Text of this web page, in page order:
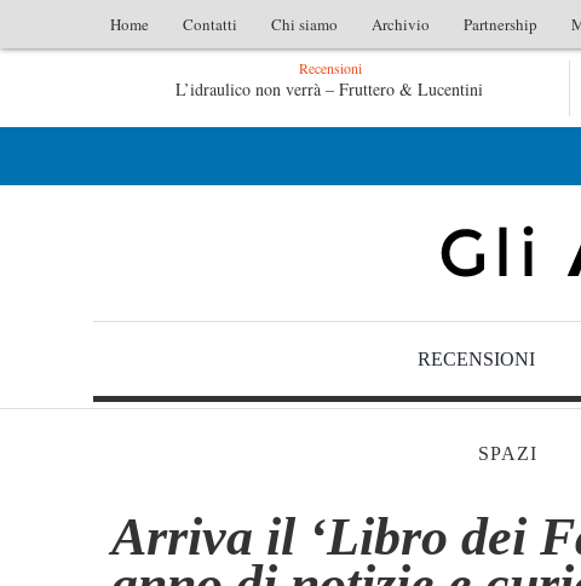
Home Contatti Chi siamo Archivio Partnership
Recensioni
L’idraulico non verrà – Fruttero & Lucentini
RECENSIONI
SPAZI
Arriva il ‘Libro dei